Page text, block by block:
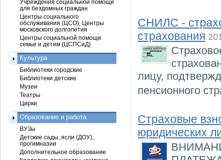
СНИЛС -
страхования
лицу,
пенсионного
Страховые
юридических
Учреждения социальной помощи
для бездомных граждан
Центры социального
обслуживания (ЦСО), Центры
московского долголетия
Центры социальной помощи
семье и детям (ЦСПСиД)
Культура
Библиотеки городские
Библиотеки детские
Музеи
Театры
Цирки
Образование и работа
ВУЗы
Детские сады, ясли (ДОУ),
прогимназии
Дополнительное образование